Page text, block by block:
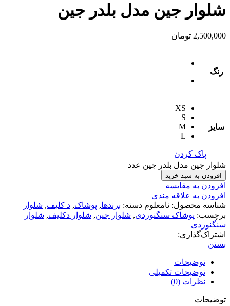
شلوار جین مدل بلدر جین
2,500,000 تومان
رنگ
سایز
XS
S
M
L
پاک کردن
شلوار جین مدل بلدر جین عدد
افزودن به سبد خرید
افزودن به مقایسه
افزودن به علاقه مندی
شناسه محصول: نامعلوم دسته: برندها, پوشاک, د کلیف, شلوار
برچسب: پوشاک سنگنوردی, شلوار جین, شلوار دکلیف, شلوار
سنگنوردی
اشتراک‌گذاری:
بستن
توضیحات
توضیحات تکمیلی
نظرات (0)
توضیحات